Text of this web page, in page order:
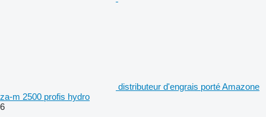
distributeur d'engrais porté Amazone
za-m 2500 profis hydro
6